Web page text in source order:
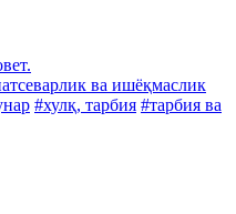
ва ишёқмаслик
#хулқ, тарбия #тарбия ва